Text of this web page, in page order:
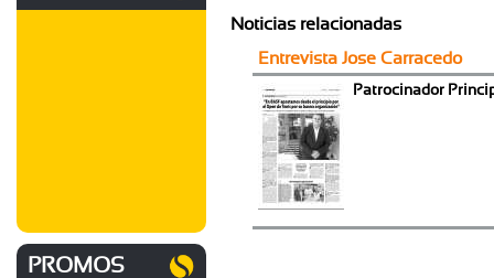
PROMOS
Noticias relacionadas
Entrevista Jose Carracedo
Patrocinador